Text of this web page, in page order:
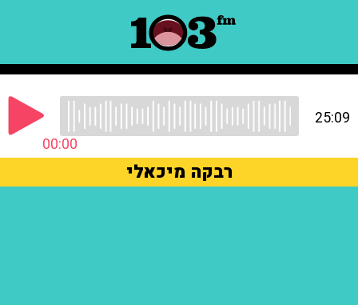
00:00
25:09
רבקה מיכאלי